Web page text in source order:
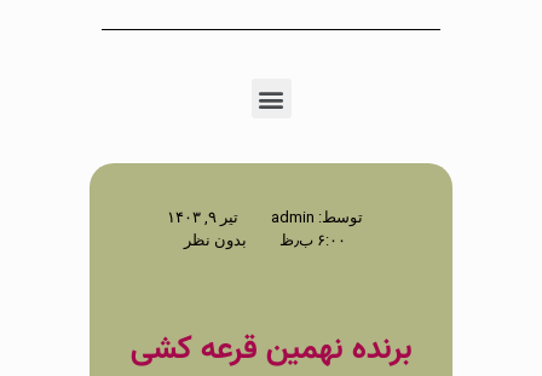
توسط: admin
تیر ۹, ۱۴۰۳
۶:۰۰ ب٫ظ
بدون نظر
برنده نهمین قرعه کشی